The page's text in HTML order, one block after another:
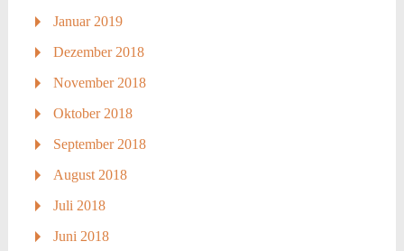
Januar 2019
Dezember 2018
November 2018
Oktober 2018
September 2018
August 2018
Juli 2018
Juni 2018